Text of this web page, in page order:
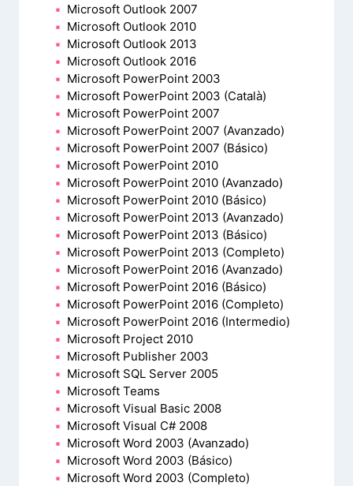
Microsoft Outlook 2007
Microsoft Outlook 2010
Microsoft Outlook 2013
Microsoft Outlook 2016
Microsoft PowerPoint 2003
Microsoft PowerPoint 2003 (Català)
Microsoft PowerPoint 2007
Microsoft PowerPoint 2007 (Avanzado)
Microsoft PowerPoint 2007 (Básico)
Microsoft PowerPoint 2010
Microsoft PowerPoint 2010 (Avanzado)
Microsoft PowerPoint 2010 (Básico)
Microsoft PowerPoint 2013 (Avanzado)
Microsoft PowerPoint 2013 (Básico)
Microsoft PowerPoint 2013 (Completo)
Microsoft PowerPoint 2016 (Avanzado)
Microsoft PowerPoint 2016 (Básico)
Microsoft PowerPoint 2016 (Completo)
Microsoft PowerPoint 2016 (Intermedio)
Microsoft Project 2010
Microsoft Publisher 2003
Microsoft SQL Server 2005
Microsoft Teams
Microsoft Visual Basic 2008
Microsoft Visual C# 2008
Microsoft Word 2003 (Avanzado)
Microsoft Word 2003 (Básico)
Microsoft Word 2003 (Completo)